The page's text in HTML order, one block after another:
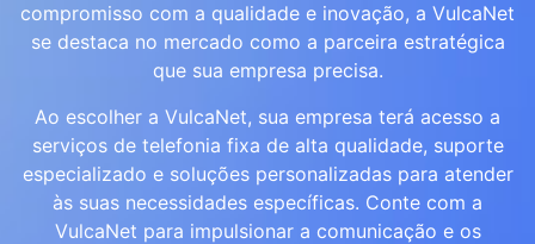
compromisso com a qualidade e inovação, a VulcaNet
se destaca no mercado como a parceira estratégica
que sua empresa precisa.
Ao escolher a VulcaNet, sua empresa terá acesso a
serviços de telefonia fixa de alta qualidade, suporte
especializado e soluções personalizadas para atender
às suas necessidades específicas. Conte com a
VulcaNet para impulsionar a comunicação e os